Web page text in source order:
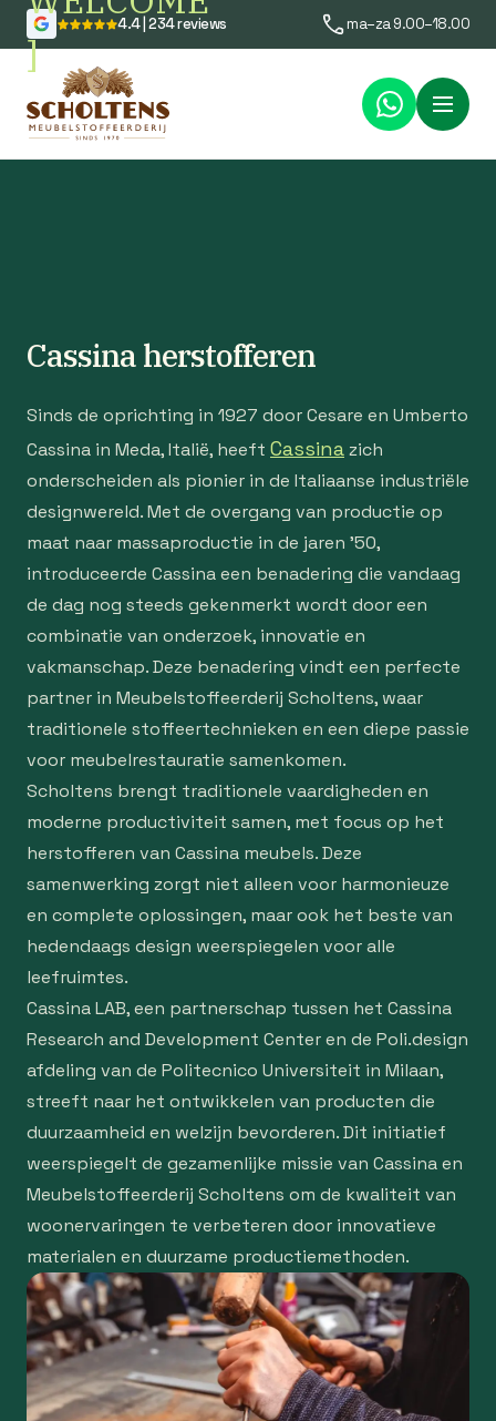
]
4.4 | 234 reviews ma–za 9.00–18.00
Menu
Cassina herstofferen
Sinds de oprichting in 1927 door Cesare en Umberto
Cassina in Meda, Italië, heeft Cassinazich
onderscheiden als pionier in de Italiaanse industriële
designwereld. Met de overgang van productie op
maat naar massaproductie in de jaren ’50,
introduceerde Cassina een benadering die vandaag
de dag nog steeds gekenmerkt wordt door een
combinatie van onderzoek, innovatie en
vakmanschap. Deze benadering vindt een perfecte
partner in Meubelstoffeerderij Scholtens, waar
traditionele stoffeertechnieken en een diepe passie
voor meubelrestauratie samenkomen.
Scholtens brengt traditionele vaardigheden en
moderne productiviteit samen, met focus op het
herstofferen van Cassina meubels. Deze
samenwerking zorgt niet alleen voor harmonieuze
en complete oplossingen, maar ook het beste van
hedendaags design weerspiegelen voor alle
leefruimtes.
Cassina LAB, een partnerschap tussen het Cassina
Research and Development Center en de Poli.design
afdeling van de Politecnico Universiteit in Milaan,
streeft naar het ontwikkelen van producten die
duurzaamheid en welzijn bevorderen. Dit initiatief
weerspiegelt de gezamenlijke missie van Cassina en
Meubelstoffeerderij Scholtens om de kwaliteit van
woonervaringen te verbeteren door innovatieve
materialen en duurzame productiemethoden.